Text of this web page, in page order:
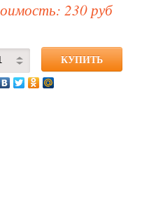
230 руб